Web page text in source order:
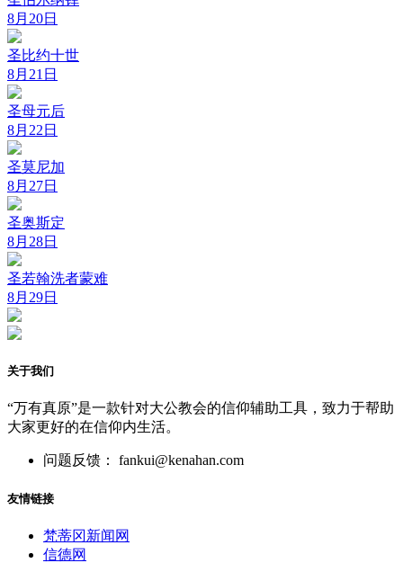
8月20日
圣比约十世
8月21日
圣母元后
8月22日
圣莫尼加
8月27日
圣奥斯定
8月28日
圣若翰洗者蒙难
8月29日
关于我们
“万有真原”是一款针对大公教会的信仰辅助工具，致力于帮助
大家更好的在信仰内生活。
问题反馈： fankui@kenahan.com
友情链接
梵蒂冈新闻网
信德网